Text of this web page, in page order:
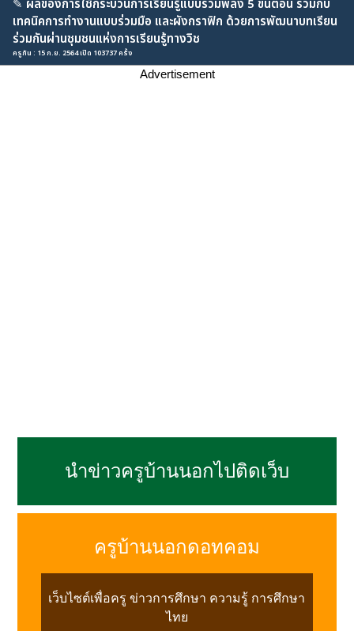
✎ ผลของการใช้กระบวนการเรียนรู้แบบรวมพลัง 5 ขั้นตอน ร่วมกับ
เทคนิคการทำงานแบบร่วมมือ และผังกราฟิก ด้วยการพัฒนาบทเรียน
ร่วมกันผ่านชุมชนแห่งการเรียนรู้ทางวิช
ครูกัน : 15 ก.ย. 2564 เปิด 103737 ครั้ง
Advertisement
นำข่าวครูบ้านนอกไปติดเว็บ
ครูบ้านนอกดอทคอม
เว็บไซต์เพื่อครู ข่าวการศึกษา ความรู้ การศึกษา
ไทย